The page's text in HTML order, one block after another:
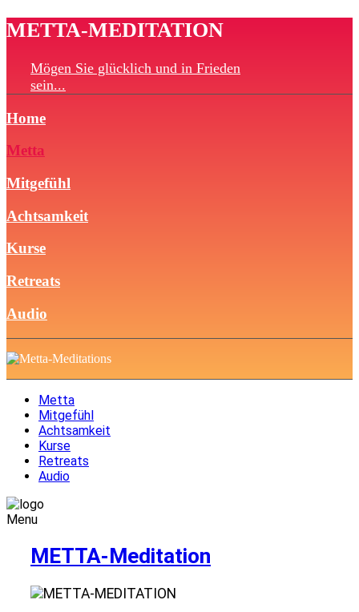
METTA-MEDITATION
Mögen Sie glücklich und in Frieden
sein...
Home
Metta
Mitgefühl
Achtsamkeit
Kurse
Retreats
Audio
Metta
Mitgefühl
Achtsamkeit
Kurse
Retreats
Audio
Menu
METTA-Meditation